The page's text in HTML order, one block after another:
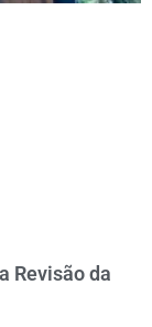
Revisão da